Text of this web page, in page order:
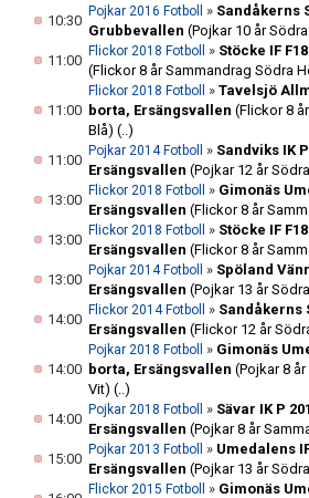
10:30
Pojkar 2016 Fotboll » Sandåkerns
Grubbevallen (Pojkar 10 år
11:00
Flickor 2018 Fotboll » Stöcke IF
(Flickor 8 år Sammandrag Södra
11:00
Flickor 2018 Fotboll » Tavelsjö
borta, Ersängsvallen (Flickor 8
Blå) (..)
11:00
Pojkar 2014 Fotboll » Sandviks IK
Ersängsvallen (Pojkar 12 år
13:00
Flickor 2018 Fotboll » Gimonäs
Ersängsvallen (Flickor 8 år
13:00
Flickor 2018 Fotboll » Stöcke IF
Ersängsvallen (Flickor 8 år
13:00
Pojkar 2014 Fotboll » Spöland
Ersängsvallen (Pojkar 13 år
14:00
Flickor 2014 Fotboll » Sandåkerns
Ersängsvallen (Flickor 12 år
14:00
Pojkar 2018 Fotboll » Gimonäs
borta, Ersängsvallen (Pojkar 8
Vit) (..)
14:00
Pojkar 2018 Fotboll » Sävar IK P
Ersängsvallen (Pojkar 8 år
15:00
Pojkar 2013 Fotboll » Umedalens
Ersängsvallen (Pojkar 13 år
Flickor 2015 Fotboll » Gimonäs